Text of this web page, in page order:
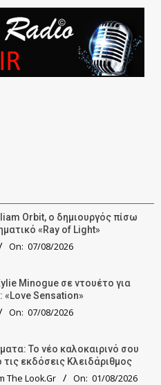
Orbit, ο δημιουργός πίσω
«Ray of Light»
On: 07/08/2026
Minogue σε ντουέτο για
Sensation»
On: 07/08/2026
Το νέο καλοκαιρινό σου
εκδόσεις Κλειδάριθμος
The Look.Gr On: 01/08/2026